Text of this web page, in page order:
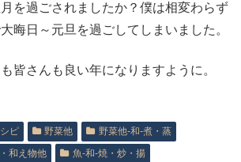
を過ごされましたか？僕は相変わらず
晦日～元旦を過ごしてしまいました。
皆さんも良い年になりますように。
ピ 野菜他
野菜他‐和‐煮・蒸
和え物他
魚‐和‐焼・炒・揚